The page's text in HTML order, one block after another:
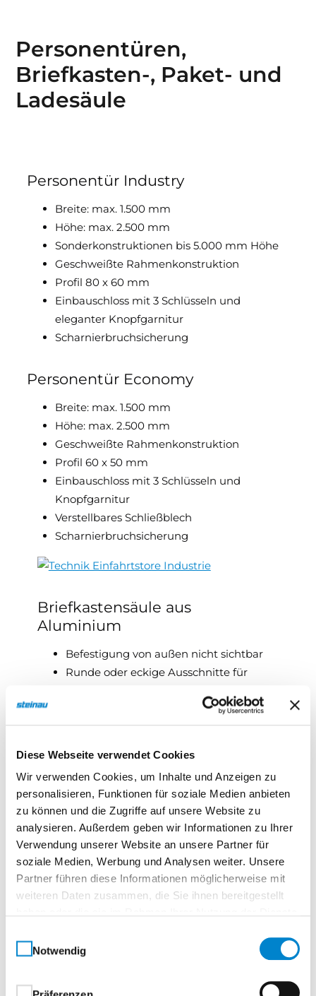
Diese Webseite verwendet Cookies
Wir verwenden Cookies, um Inhalte und Anzeigen zu
personalisieren, Funktionen für soziale Medien anbieten
zu können und die Zugriffe auf unsere Website zu
analysieren. Außerdem geben wir Informationen zu Ihrer
Verwendung unserer Website an unsere Partner für
soziale Medien, Werbung und Analysen weiter. Unsere
Partner führen diese Informationen möglicherweise mit
weiteren Daten zusammen, die Sie ihnen bereitgestellt
Notwendig
Personentüren,
Briefkasten-, Paket- und
Ladesäule
Personentür Industry
Breite: max. 1.500 mm
Höhe: max. 2.500 mm
Sonderkonstruktionen bis 5.000 mm Höhe
Geschweißte Rahmenkonstruktion
Profil 80 x 60 mm
Einbauschloss mit 3 Schlüsseln und
eleganter Knopfgarnitur
Scharnierbruchsicherung
Personentür Economy
Breite: max. 1.500 mm
Höhe: max. 2.500 mm
Geschweißte Rahmenkonstruktion
Profil 60 x 50 mm
Einbauschloss mit 3 Schlüsseln und
Knopfgarnitur
Verstellbares Schließblech
Scharnierbruchsicherung
Briefkastensäule aus
Aluminium
Befestigung von außen nicht sichtbar
Runde oder eckige Ausschnitte für
Zutrittskontrollsysteme, z. B. Video und
Sprechanlage
In verschiedenen Höhen erhältlich
Paketsäule aus Aluminium
Paketeingabe von außen
Paketentnahme von innen
Zutrittskontrollsysteme, z. B. Video und
450 x 450 mm oder 650 x 450 mm